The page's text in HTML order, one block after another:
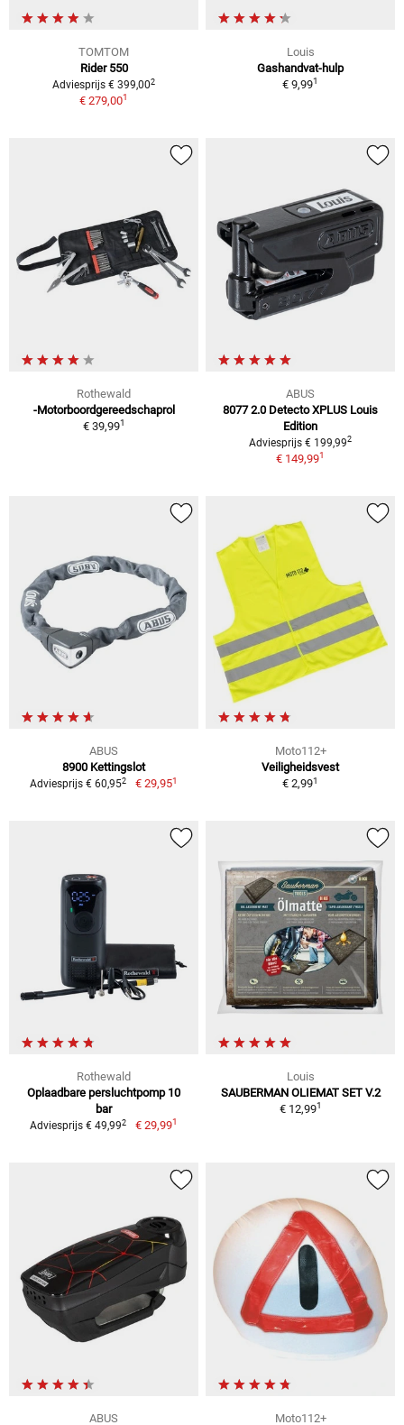
TOMTOM
Rider 550
Adviesprijs € 399,002
€ 279,001
Louis
Gashandvat-hulp
€ 9,991
Rothewald
-Motorboordgereedschaprol
€ 39,991
ABUS
8077 2.0 Detecto XPLUS Louis
Edition
Adviesprijs € 199,992
€ 149,991
ABUS
8900 Kettingslot
Adviesprijs € 60,952 € 29,951
Moto112+
Veiligheidsvest
€ 2,991
Rothewald
Oplaadbare persluchtpomp 10
bar
Adviesprijs € 49,992 € 29,991
Louis
SAUBERMAN OLIEMAT SET V.2
€ 12,991
ABUS Moto112+